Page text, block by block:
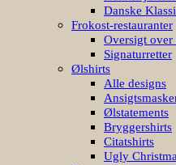
Danske
Frokost-restauranter
Oversigt over
Signaturretter
Ølshirts
Alle designs
Ølstatements
Bryggershirts
Citatshirts
Ugly